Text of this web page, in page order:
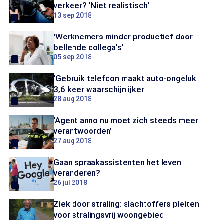
verkeer? 'Niet realistisch'
13 sep 2018
'Werknemers minder productief door
bellende collega's'
05 sep 2018
'Gebruik telefoon maakt auto-ongeluk
3,6 keer waarschijnlijker'
28 aug 2018
‘Agent anno nu moet zich steeds meer
verantwoorden’
27 aug 2018
Gaan spraakassistenten het leven
veranderen?
26 jul 2018
Ziek door straling: slachtoffers pleiten
voor stralingsvrij woongebied